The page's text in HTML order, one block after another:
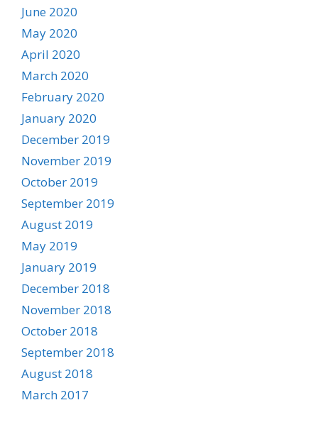
June 2020
May 2020
April 2020
March 2020
February 2020
January 2020
December 2019
November 2019
October 2019
September 2019
August 2019
May 2019
January 2019
December 2018
November 2018
October 2018
September 2018
August 2018
March 2017